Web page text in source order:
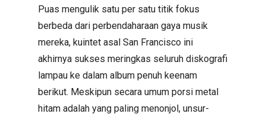
Puas mengulik satu per satu titik fokus
berbeda dari perbendaharaan gaya musik
mereka, kuintet asal San Francisco ini
akhirnya sukses meringkas seluruh diskografi
lampau ke dalam album penuh keenam
berikut. Meskipun secara umum porsi metal
hitam adalah yang paling menonjol, unsur-